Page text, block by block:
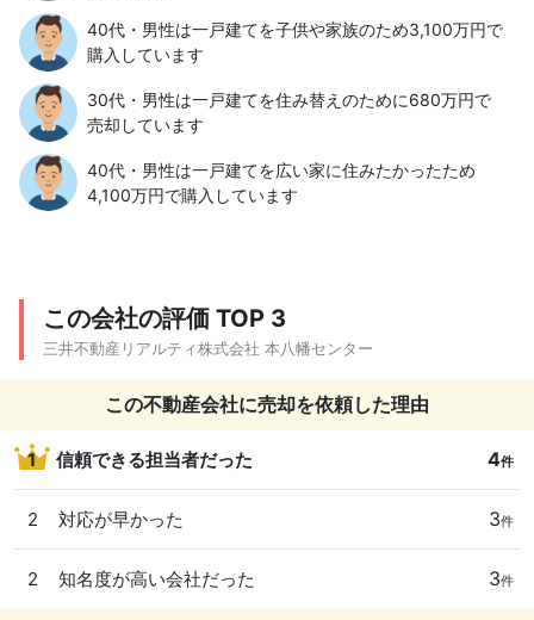
40代・男性は一戸建てを子供や家族のため3,100万円で
購入しています
30代・男性は一戸建てを住み替えのために680万円で
売却しています
40代・男性は一戸建てを広い家に住みたかったため
4,100万円で購入しています
この会社の評価 TOP 3
三井不動産リアルティ株式会社 本八幡センター
この不動産会社に売却を依頼した理由
1 信頼できる担当者だった 4件
2 対応が早かった 3件
2 知名度が高い会社だった 3件